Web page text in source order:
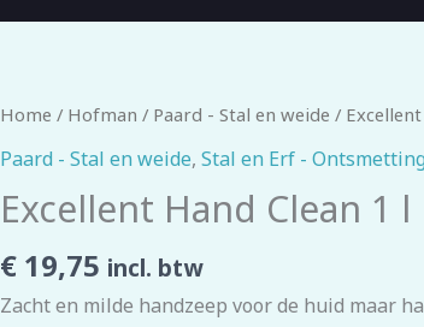
Home / Hofman / Paard - Stal en weide /
Paard - Stal en weide, Stal en Erf -
Excellent Hand Clean 1 l
€ 19,75 incl. btw
Zacht en milde handzeep voor de huid maar
Excellent
Hand
1
aantal